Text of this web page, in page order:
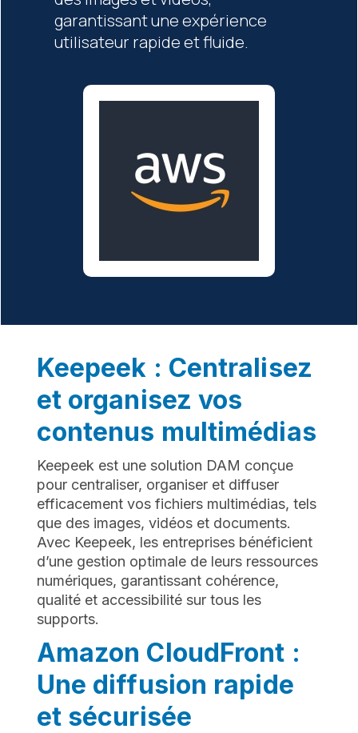
garantissant une expérience
utilisateur rapide et fluide.
Keepeek : Centralisez
et organisez vos
contenus multimédias
Keepeek est une solution DAM conçue
pour centraliser, organiser et diffuser
efficacement vos fichiers multimédias, tels
que des images, vidéos et documents.
Avec Keepeek, les entreprises bénéficient
d’une gestion optimale de leurs ressources
numériques, garantissant cohérence,
qualité et accessibilité sur tous les
supports.
Amazon CloudFront :
Une diffusion rapide
et sécurisée